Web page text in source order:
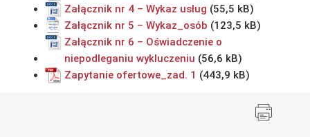
Załącznik nr 4 – Wykaz usług
Załącznik nr 5 – Wykaz_osób
Załącznik nr 6 – Oświadczenie o
niepodleganiu wykluczeniu
Zapytanie ofertowe_zad. 1